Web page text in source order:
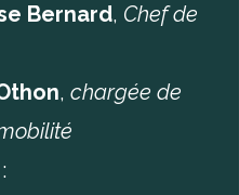
Bernard, Chef de
, chargée de